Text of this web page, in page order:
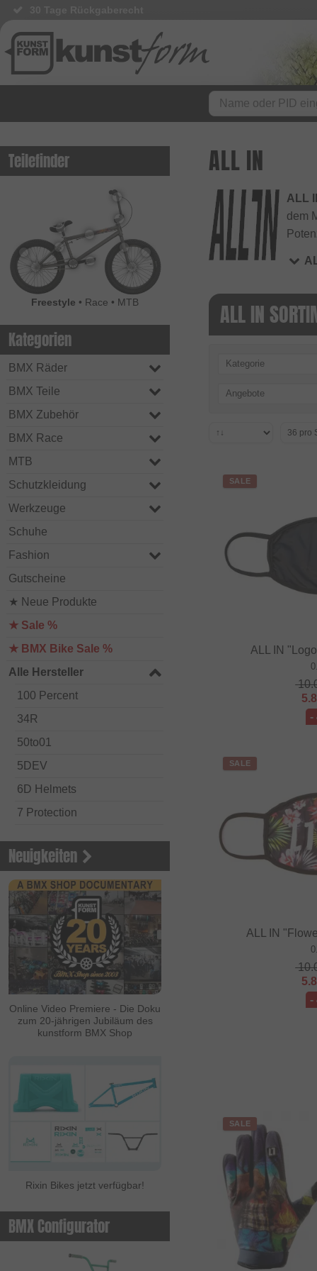
Teilefinder
Freestyle • Race • MTB
Kategorien
BMX Räder
BMX Teile
BMX Zubehör
BMX Race
MTB
Schutzkleidung
Werkzeuge
Schuhe
Fashion
Gutscheine
★ Neue Produkte
★ Sale %
★ BMX Bike Sale %
Alle Hersteller
100 Percent
34R
50to01
5DEV
6D Helmets
7 Protection
Acepac
ACS BMX
Alienation BMX
Alive
ALK 13
ALL IN
Animal Bikes
Autum Bikes
baco
Bell
Beringer
Beringer Bicycle
Bicross Editions
Bicycle Union
Neuigkeiten
Online Video Premiere - Die Doku
zum 20-jährigen Jubiläum des
kunstform BMX Shop
Rixin Bikes jetzt verfügbar!
BMX Configurator
ALL IN
ALL
dem
ALL IN
Kategorie
Angebote
SALE
ALL IN
-
SALE
ALL IN
-
SALE